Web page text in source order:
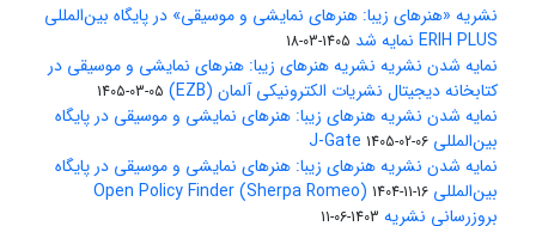
نشریه «هنرهای زیبا: هنرهای نمایشی و موسیقی» در پایگاه بین‌المللی
ERIH PLUS نمایه شد
1405-03-18
نمایه شدن نشریه نشریه هنرهای زیبا: هنرهای نمایشی و موسیقی در
کتابخانه دیجیتال نشریات الکترونیکی آلمان (EZB)
1405-03-05
نمایه شدن نشریه هنرهای زیبا: هنرهای نمایشی و موسیقی در پایگاه
بین‌المللی J-Gate 1405-02-06
نمایه شدن نشریه هنرهای زیبا: هنرهای نمایشی و موسیقی در پایگاه
بین‌المللی Open Policy Finder (Sherpa Romeo) 1404-11-16
بروزرسانی نشریه 1403-06-11